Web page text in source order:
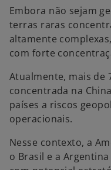
Embora não sejam
terras raras
altamente
com forte
Atualmente, mais de
concentrada na
países a riscos
operacionais.
Nesse contexto, a
o Brasil e a